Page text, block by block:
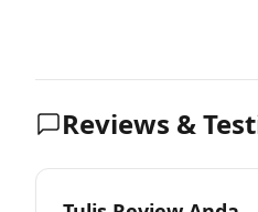
Reviews &